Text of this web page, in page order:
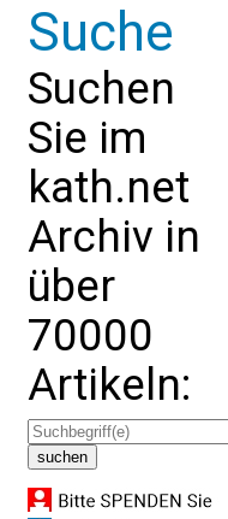
Suche
Suchen
Sie im
kath.net
Archiv in
über
70000
Artikeln: